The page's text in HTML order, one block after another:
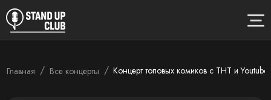
Главная / Все концерты / Концерт топовых комиков с ТНТ и Youtube